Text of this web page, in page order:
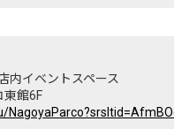
内イベントスペース
東館6F